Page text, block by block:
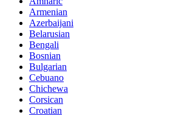
Armenian
Azerbaijani
Belarusian
Bengali
Bosnian
Bulgarian
Cebuano
Chichewa
Corsican
Croatian